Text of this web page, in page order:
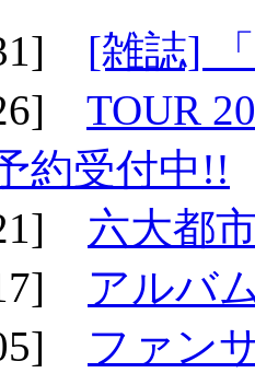
[雑誌]
TOUR
約受付中!!
六大都
アルバ
ファン